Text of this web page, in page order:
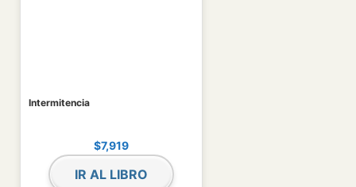
Intermitencia
$7,919
IR AL LIBRO